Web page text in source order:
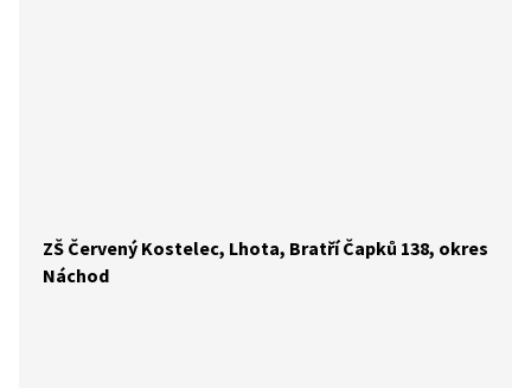
ZŠ Červený Kostelec, Lhota, Bratří Čapků 138, okres
Náchod